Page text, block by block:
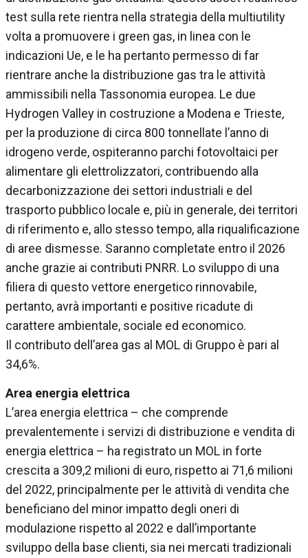
test sulla rete rientra nella strategia della multiutility
volta a promuovere i green gas, in linea con le
indicazioni Ue, e le ha pertanto permesso di far
rientrare anche la distribuzione gas tra le attività
ammissibili nella Tassonomia europea. Le due
Hydrogen Valley in costruzione a Modena e Trieste,
per la produzione di circa 800 tonnellate l’anno di
idrogeno verde, ospiteranno parchi fotovoltaici per
alimentare gli elettrolizzatori, contribuendo alla
decarbonizzazione dei settori industriali e del
trasporto pubblico locale e, più in generale, dei territori
di riferimento e, allo stesso tempo, alla riqualificazione
di aree dismesse. Saranno completate entro il 2026
anche grazie ai contributi PNRR. Lo sviluppo di una
filiera di questo vettore energetico rinnovabile,
pertanto, avrà importanti e positive ricadute di
carattere ambientale, sociale ed economico.
Il contributo dell’area gas al MOL di Gruppo è pari al
34,6%.
Area energia elettrica
L’area energia elettrica – che comprende
prevalentemente i servizi di distribuzione e vendita di
energia elettrica – ha registrato un MOL in forte
crescita a 309,2 milioni di euro, rispetto ai 71,6 milioni
del 2022, principalmente per le attività di vendita che
beneficiano del minor impatto degli oneri di
modulazione rispetto al 2022 e dall’importante
sviluppo della base clienti, sia nei mercati tradizionali